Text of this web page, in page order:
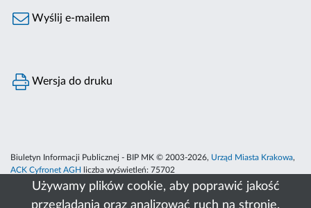
Używamy plików cookie, aby poprawić jakość
przeglądania oraz analizować ruch na stronie.
Wyślij e-mailem
Wersja do druku
Biuletyn Informacji Publicznej - BIP MK © 2003-2026, Urząd Miasta Krakowa,
ACK Cyfronet AGH
liczba wyświetleń: 75702